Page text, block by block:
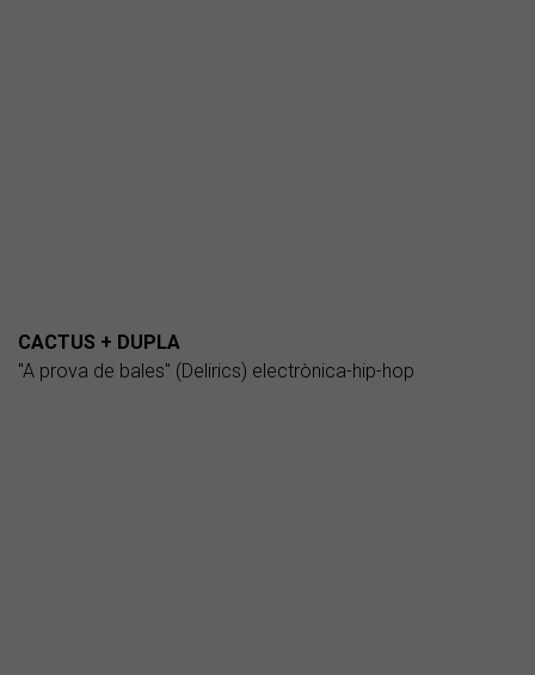
CACTUS + DUPLA
"A prova de bales" (Delirics) electrònica-hip-hop